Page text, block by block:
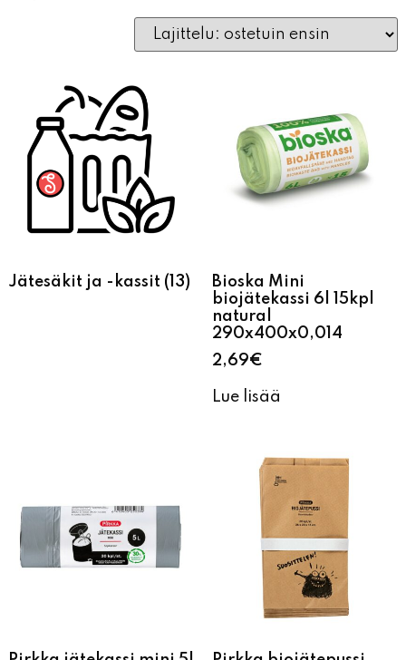
biojätekassi 6l 15kpl
natural
290x400x0,014
2,69€
Lue lisää
30kpl sulkijanauha
paperinen 20 kpl